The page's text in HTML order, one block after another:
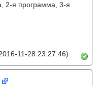
2-я программа, 3-я
11-28 23:27:46)